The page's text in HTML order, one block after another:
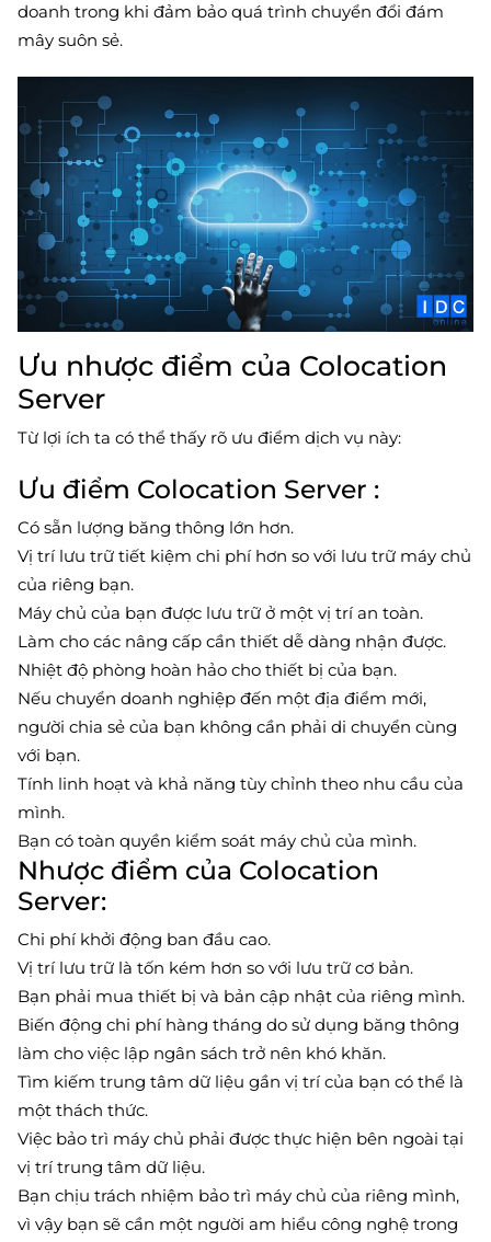
doanh trong khi đảm bảo quá trình chuyển đổi đám
mây suôn sẻ.
Ưu nhược điểm của Colocation
Server
Từ lợi ích ta có thể thấy rõ ưu điểm dịch vụ này:
Ưu điểm Colocation Server :
Có sẵn lượng băng thông lớn hơn.
Vị trí lưu trữ tiết kiệm chi phí hơn so với lưu trữ máy chủ
của riêng bạn.
Máy chủ của bạn được lưu trữ ở một vị trí an toàn.
Làm cho các nâng cấp cần thiết dễ dàng nhận được.
Nhiệt độ phòng hoàn hảo cho thiết bị của bạn.
Nếu chuyển doanh nghiệp đến một địa điểm mới,
người chia sẻ của bạn không cần phải di chuyển cùng
với bạn.
Tính linh hoạt và khả năng tùy chỉnh theo nhu cầu của
mình.
Bạn có toàn quyền kiểm soát máy chủ của mình.
Nhược điểm của Colocation
Server:
Chi phí khởi động ban đầu cao.
Vị trí lưu trữ là tốn kém hơn so với lưu trữ cơ bản.
Bạn phải mua thiết bị và bản cập nhật của riêng mình.
Biến động chi phí hàng tháng do sử dụng băng thông
làm cho việc lập ngân sách trở nên khó khăn.
Tìm kiếm trung tâm dữ liệu gần vị trí của bạn có thể là
một thách thức.
Việc bảo trì máy chủ phải được thực hiện bên ngoài tại
vị trí trung tâm dữ liệu.
Bạn chịu trách nhiệm bảo trì máy chủ của riêng mình,
vì vậy bạn sẽ cần một người am hiểu công nghệ trong